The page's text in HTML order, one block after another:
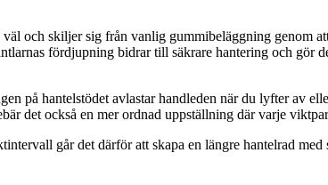
och skiljer sig från vanlig gummibeläggning genom
fördjupning bidrar till säkrare hantering och gör
på hantelstödet avlastar handleden när du lyfter av
det också en mer ordnad uppställning där varje
går det därför att skapa en längre hantelrad